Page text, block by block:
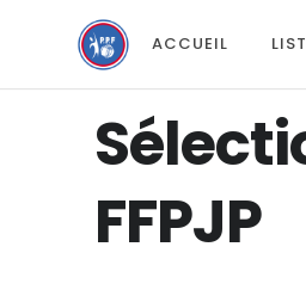
ACCUEIL
FFPJP